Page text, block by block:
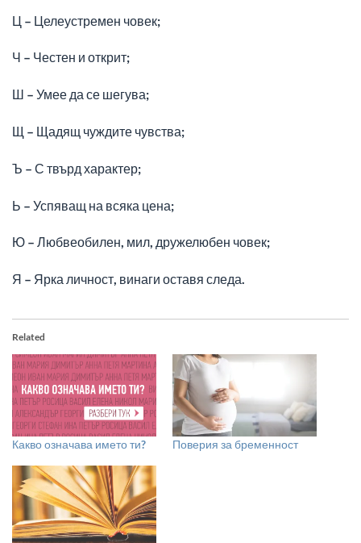
Ц – Целеустремен човек;
Ч – Честен и открит;
Ш – Умее да се шегува;
Щ – Щадящ чуждите чувства;
Ъ – С твърд характер;
Ь – Успяващ на всяка цена;
Ю – Любвеобилен, мил, дружелюбен човек;
Я – Ярка личност, винаги оставя следа.
Related
Какво означава името ти? Поверия за бременност